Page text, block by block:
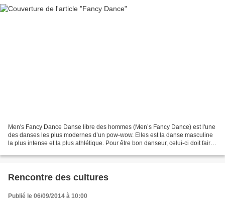
Men's Fancy Dance Danse libre des hommes (Men’s Fancy Dance) est l'une
des danses les plus modernes d’un pow-wow. Elles est la danse masculine
la plus intense et la plus athlétique. Pour être bon danseur, celui-ci doit faire
Rencontre des cultures
Publié le 06/09/2014 à 10:00